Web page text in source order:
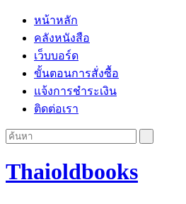
หน้าหลัก
คลังหนังสือ
เว็บบอร์ด
ขั้นตอนการสั่งซื้อ
แจ้งการชำระเงิน
ติดต่อเรา
Thaioldbooks